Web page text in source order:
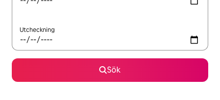
Utcheckning
Sök